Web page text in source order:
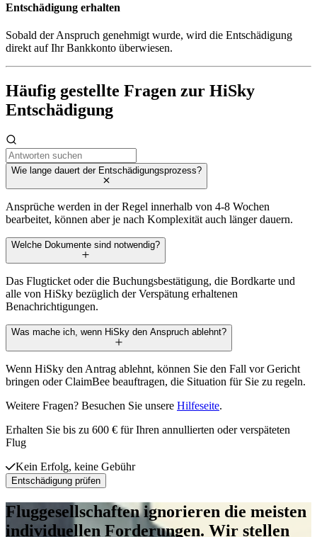
Entschädigung erhalten
Sobald der Anspruch genehmigt wurde, wird die Entschädigung
direkt auf Ihr Bankkonto überwiesen.
Häufig gestellte Fragen zur HiSky
Entschädigung
Wie lange dauert der Entschädigungsprozess?
Ansprüche werden in der Regel innerhalb von 4-8 Wochen
bearbeitet, können aber je nach Komplexität auch länger dauern.
Welche Dokumente sind notwendig?
Das Flugticket oder die Buchungsbestätigung, die Bordkarte und
alle von HiSky bezüglich der Verspätung erhaltenen
Benachrichtigungen.
Was mache ich, wenn HiSky den Anspruch ablehnt?
Wenn HiSky den Antrag ablehnt, können Sie den Fall vor Gericht
bringen oder ClaimBee beauftragen, die Situation für Sie zu regeln.
Weitere Fragen? Besuchen Sie unsere Hilfeseite.
Erhalten Sie bis zu 600 € für Ihren annullierten oder verspäteten
Flug
Kein Erfolg, keine Gebühr
Entschädigung prüfen
Fluggesellschaften ignorieren die meisten
individuellen Forderungen. Wir stellen